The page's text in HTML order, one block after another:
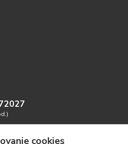
cookies